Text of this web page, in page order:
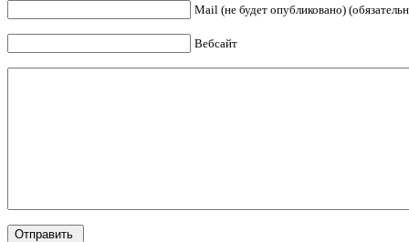
Mail (не будет опубликовано)
Вебсайт